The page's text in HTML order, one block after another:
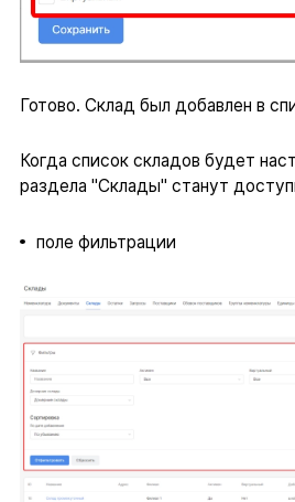
Готово. Склад был добавлен в
Когда список складов будет
раздела "Склады" станут
поле фильтрации